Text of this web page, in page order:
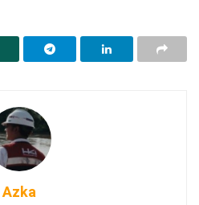
Azka